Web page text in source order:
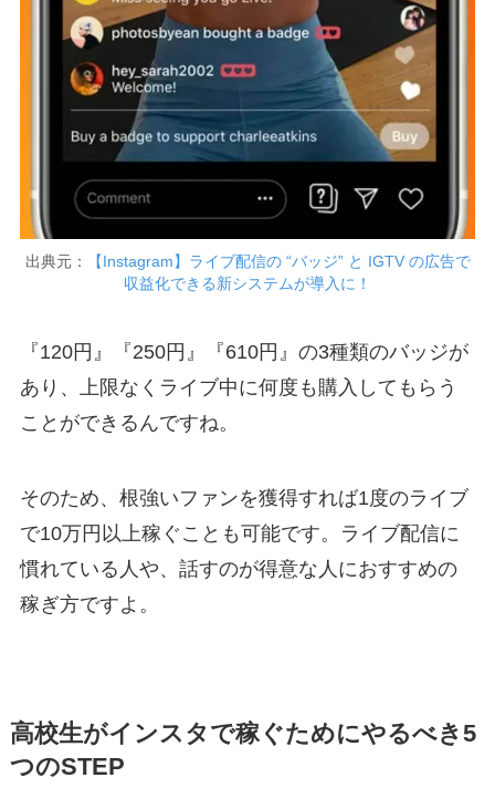
出典元：
【Instagram】ライブ配信の “バッジ” と IGTV の広告で
収益化できる新システムが導入に！
『120円』『250円』『610円』の3種類のバッジが
あり、上限なくライブ中に何度も購入してもらう
ことができるんですね。
そのため、根強いファンを獲得すれば1度のライブ
で10万円以上稼ぐことも可能です。ライブ配信に
慣れている人や、話すのが得意な人におすすめの
稼ぎ方ですよ。
高校生がインスタで稼ぐためにやるべき5
つのSTEP